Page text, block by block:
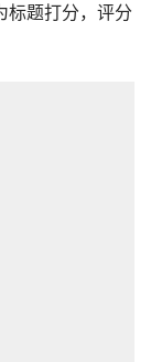
标题打分，评分